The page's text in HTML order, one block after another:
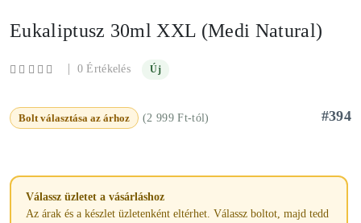
Eukaliptusz 30ml XXL (Medi Natural)
| 0 Értékelés Új
Bolt választása az árhoz (2 999 Ft-tól) #394
Válassz üzletet a vásárláshoz
Az árak és a készlet üzletenként eltérhet. Válassz boltot, majd tedd